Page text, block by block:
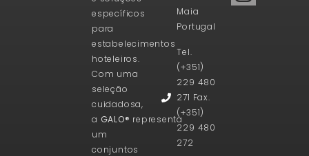
específicos
para
estabelecimentos
hoteleiros.
Com uma
seleção
cuidadosa,
a GALO® representa
um
conjuntos
Maia
Portugal
Tel.
(+351)
229 480
271 Fax.
(+351)
229 480
272